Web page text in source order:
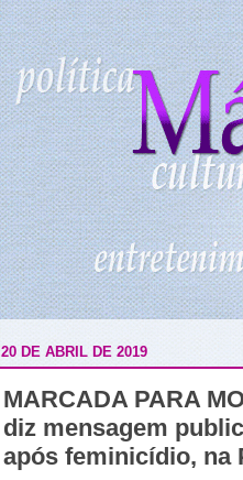
20 DE ABRIL DE 2019
MARCADA PARA
diz mensagem
após feminicídio, na